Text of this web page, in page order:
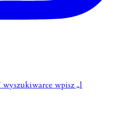
wyszukiwarce wpisz „l